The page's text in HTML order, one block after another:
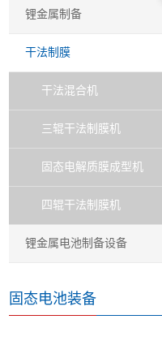
锂金属制备
干法制膜
干法混合机
三辊干法制膜机
固态电解质膜成型机
四辊干法制膜机
锂金属电池制备设备
固态电池装备